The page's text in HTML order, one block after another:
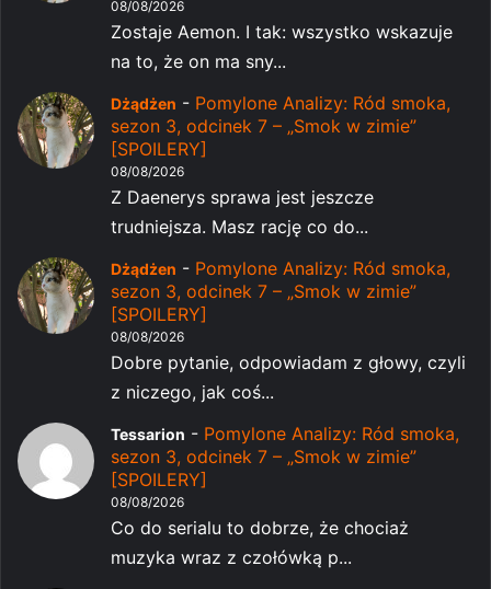
08/08/2026
Zostaje Aemon. I tak: wszystko wskazuje
na to, że on ma sny...
Dżądżen - Pomylone Analizy: Ród smoka,
sezon 3, odcinek 7 – „Smok w zimie”
[SPOILERY]
08/08/2026
Z Daenerys sprawa jest jeszcze
trudniejsza. Masz rację co do...
Dżądżen - Pomylone Analizy: Ród smoka,
sezon 3, odcinek 7 – „Smok w zimie”
[SPOILERY]
08/08/2026
Dobre pytanie, odpowiadam z głowy, czyli
z niczego, jak coś...
Tessarion - Pomylone Analizy: Ród smoka,
sezon 3, odcinek 7 – „Smok w zimie”
[SPOILERY]
08/08/2026
Co do serialu to dobrze, że chociaż
muzyka wraz z czołówką p...